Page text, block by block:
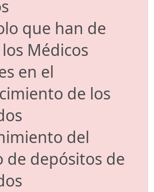
que han de
Médicos
en el
de los
del
de depósitos de